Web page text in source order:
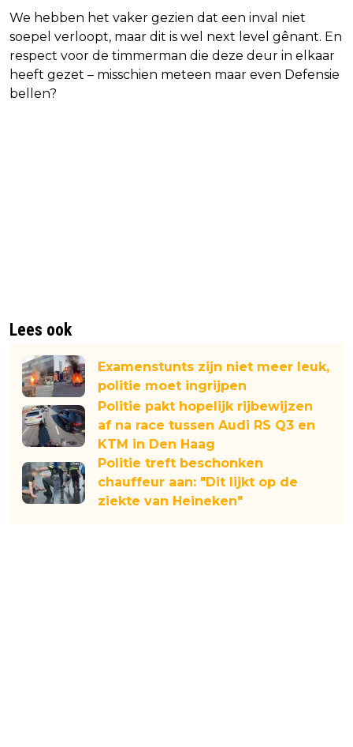
We hebben het vaker gezien dat een inval niet
soepel verloopt, maar dit is wel next level gênant. En
respect voor de timmerman die deze deur in elkaar
heeft gezet – misschien meteen maar even Defensie
bellen?
Lees ook
Examenstunts zijn niet meer leuk,
politie moet ingrijpen
Politie pakt hopelijk rijbewijzen
af na race tussen Audi RS Q3 en
KTM in Den Haag
Politie treft beschonken
chauffeur aan: "Dit lijkt op de
ziekte van Heineken"